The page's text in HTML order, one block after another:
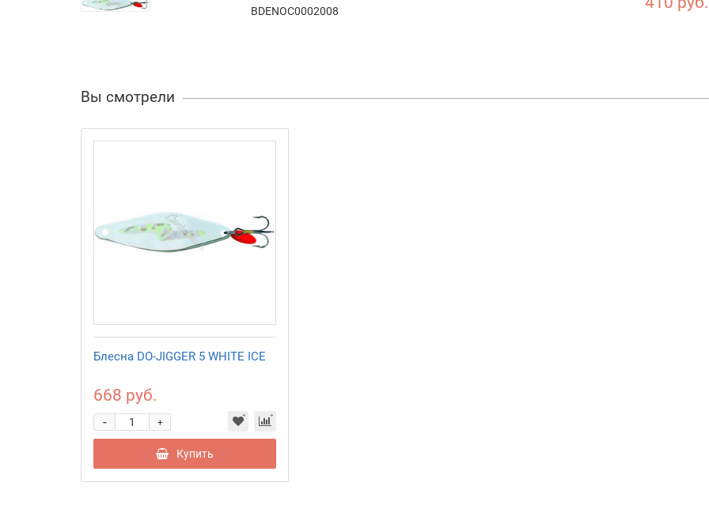
BDENOC0002008
Вы смотрели
Блесна DO-JIGGER 5 WHITE ICE
668 руб.
+
-
Купить